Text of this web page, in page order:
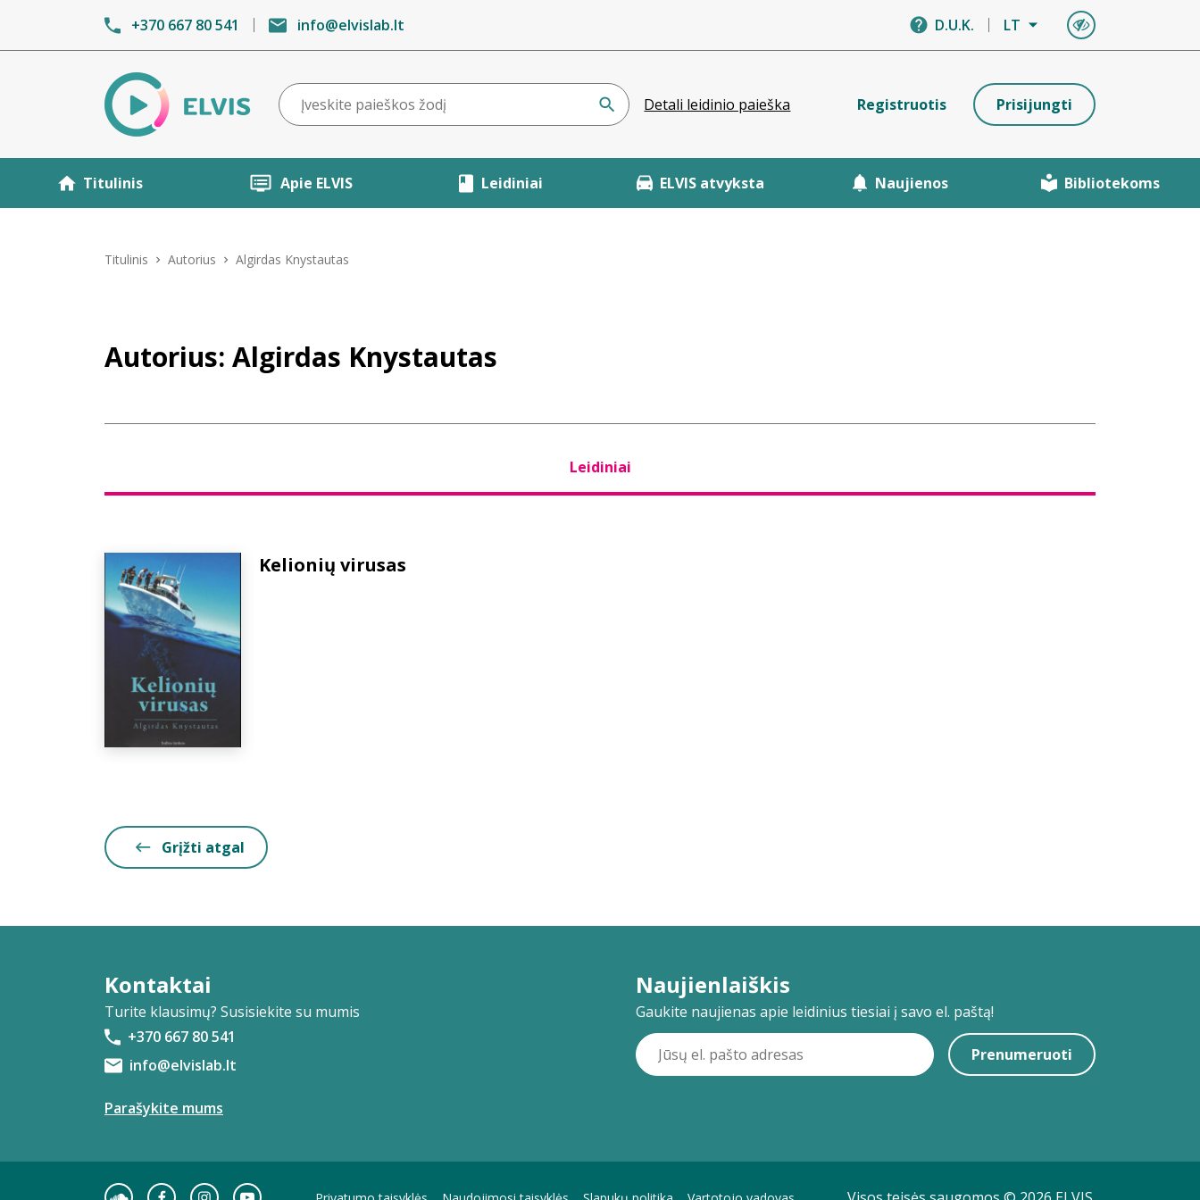
+370 667 80 541 info@elvislab.lt D.U.K. LT
Detali leidinio paieška Registruotis Prisijungti
Titulinis Apie ELVIS Leidiniai ELVIS atvyksta Naujienos Bibliotekoms
Titulinis Autorius Algirdas Knystautas
Autorius: Algirdas Knystautas
Leidiniai
Kelionių virusas
Grįžti atgal
Kontaktai
Turite klausimų? Susisiekite su mumis
+370 667 80 541
info@elvislab.lt
Parašykite mums
Naujienlaiškis
Gaukite naujienas apie leidinius tiesiai į savo el. paštą!
Prenumeruoti